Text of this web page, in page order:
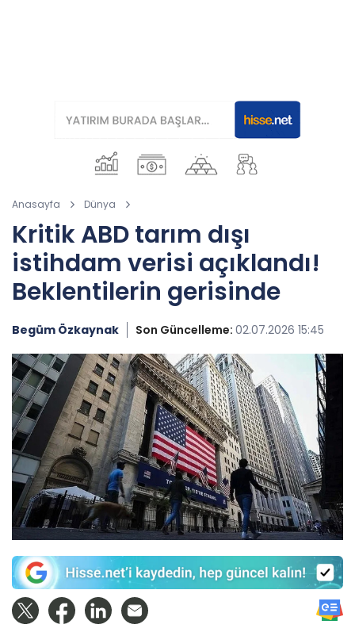
Anasayfa Dünya
Kritik ABD tarım dışı
istihdam verisi açıklandı!
Beklentilerin gerisinde
Begüm Özkaynak Son Güncelleme: 02.07.2026 15:45